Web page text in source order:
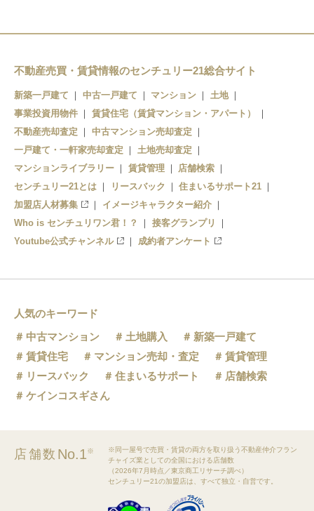
曽波神
石巻
陸前稲井
万石浦
沢田
和渕
不動産売買・賃貸情報のセンチュリー21総合サイト
新築一戸建て 中古一戸建て マンション
土地
事業投資用物件
賃貸住宅（賃貸マンション・アパート）
不動産売却査定
中古マンション売却査定
一戸建て・一軒家売却査定
土地売却査定
マンションライブラリー
賃貸管理
店舗検索
センチュリー21とは
リースバック
住まいるサポート21
加盟店人材募集
イメージキャラクター紹介
Who is センチュリワン君！？
接客グランプリ
Youtube公式チャンネル
成約者アンケート
人気のキーワード
中古マンション
土地購入
新築一戸建て
賃貸住宅
マンション売却・査定
賃貸管理
リースバック
住まいるサポート
店舗検索
ケインコスギさん
店舗数 No.1※
※同一屋号で売買・賃貸の両方を取り扱う不動産仲介フラン
チャイズ業としての全国における店舗数
（2026年7月時点／東京商工リサーチ調べ）
センチュリー21の加盟店は、すべて独立・自営です。